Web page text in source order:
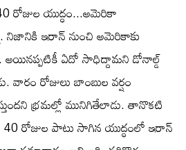
రోజుల యుద్ధం...అమెరికా
నిజానికి ఇరాన్‌ నుంచి అమెరికాకు
అయినప్పటికీ ఏదో సాధిద్దామని డోనాల్డ్‌
వారం రోజులు బాంబుల వర్షం
భ్రమల్లో మునిగితేలాడు. తానొకటి
రోజుల పాటు సాగిన యుద్ధంలో ఇరాన్‌